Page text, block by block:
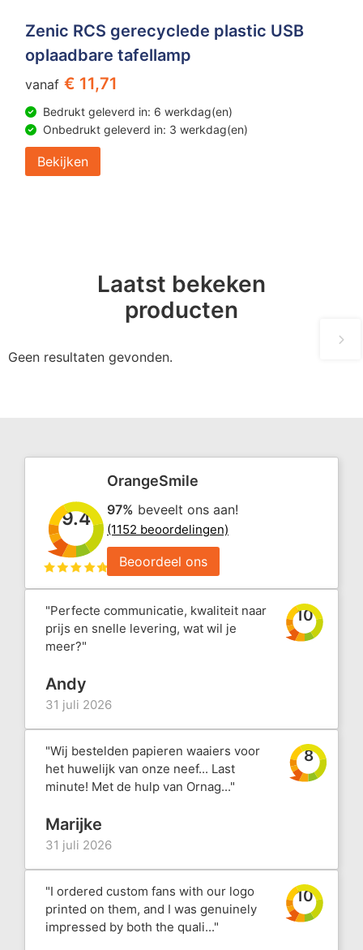
Zenic RCS gerecyclede plastic USB
oplaadbare tafellamp
vanaf € 11,71
Bedrukt geleverd in: 6 werkdag(en)
Onbedrukt geleverd in: 3 werkdag(en)
Bekijken
Laatst bekeken
producten
Geen resultaten gevonden.
9.4
OrangeSmile
97% beveelt ons aan!
(1152 beoordelingen)
Beoordeel ons
"Perfecte communicatie, kwaliteit naar
prijs en snelle levering, wat wil je
meer?"
10
Andy
31 juli 2026
"Wij bestelden papieren waaiers voor
het huwelijk van onze neef... Last
minute! Met de hulp van Ornag..."
8
Marijke
31 juli 2026
"I ordered custom fans with our logo
printed on them, and I was genuinely
impressed by both the quali..."
10